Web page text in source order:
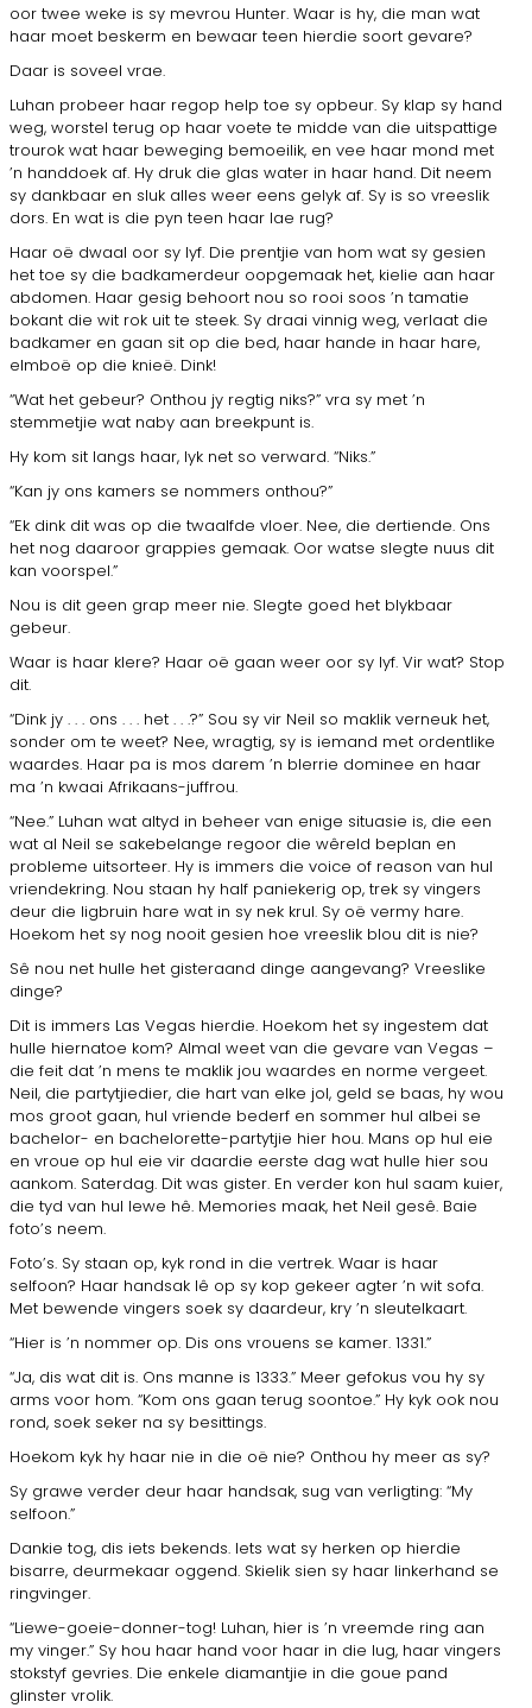
oor twee weke is sy mevrou Hunter. Waar is hy, die man wat
haar moet beskerm en bewaar teen hierdie soort gevare?
Daar is soveel vrae.
Luhan probeer haar regop help toe sy opbeur. Sy klap sy hand
weg, worstel terug op haar voete te midde van die uitspattige
trourok wat haar beweging bemoeilik, en vee haar mond met
’n handdoek af. Hy druk die glas water in haar hand. Dit neem
sy dankbaar en sluk alles weer eens gelyk af. Sy is so vreeslik
dors. En wat is die pyn teen haar lae rug?
Haar oë dwaal oor sy lyf. Die prentjie van hom wat sy gesien
het toe sy die badkamerdeur oopgemaak het, kielie aan haar
abdomen. Haar gesig behoort nou so rooi soos ’n tamatie
bokant die wit rok uit te steek. Sy draai vinnig weg, verlaat die
badkamer en gaan sit op die bed, haar hande in haar hare,
elmboë op die knieë. Dink!
“Wat het gebeur? Onthou jy regtig niks?” vra sy met ’n
stemmetjie wat naby aan breekpunt is.
Hy kom sit langs haar, lyk net so verward. “Niks.”
“Kan jy ons kamers se nommers onthou?”
“Ek dink dit was op die twaalfde vloer. Nee, die dertiende. Ons
het nog daaroor grappies gemaak. Oor watse slegte nuus dit
kan voorspel.”
Nou is dit geen grap meer nie. Slegte goed het blykbaar
gebeur.
Waar is haar klere? Haar oë gaan weer oor sy lyf. Vir wat? Stop
dit.
“Dink jy . . . ons . . . het . . .?” Sou sy vir Neil so maklik verneuk het,
sonder om te weet? Nee, wragtig, sy is iemand met ordentlike
waardes. Haar pa is mos darem ’n blerrie dominee en haar
ma ’n kwaai Afrikaans-juffrou.
“Nee.” Luhan wat altyd in beheer van enige situasie is, die een
wat al Neil se sakebelange regoor die wêreld beplan en
probleme uitsorteer. Hy is immers die voice of reason van hul
vriendekring. Nou staan hy half paniekerig op, trek sy vingers
deur die ligbruin hare wat in sy nek krul. Sy oë vermy hare.
Hoekom het sy nog nooit gesien hoe vreeslik blou dit is nie?
Sê nou net hulle het gisteraand dinge aangevang? Vreeslike
dinge?
Dit is immers Las Vegas hierdie. Hoekom het sy ingestem dat
hulle hiernatoe kom? Almal weet van die gevare van Vegas –
die feit dat ’n mens te maklik jou waardes en norme vergeet.
Neil, die partytjiedier, die hart van elke jol, geld se baas, hy wou
mos groot gaan, hul vriende bederf en sommer hul albei se
bachelor- en bachelorette-partytjie hier hou. Mans op hul eie
en vroue op hul eie vir daardie eerste dag wat hulle hier sou
aankom. Saterdag. Dit was gister. En verder kon hul saam kuier,
die tyd van hul lewe hê. Memories maak, het Neil gesê. Baie
foto’s neem.
Foto’s. Sy staan op, kyk rond in die vertrek. Waar is haar
selfoon? Haar handsak lê op sy kop gekeer agter ’n wit sofa.
Met bewende vingers soek sy daardeur, kry ’n sleutelkaart.
“Hier is ’n nommer op. Dis ons vrouens se kamer. 1331.”
“Ja, dis wat dit is. Ons manne is 1333.” Meer gefokus vou hy sy
arms voor hom. “Kom ons gaan terug soontoe.” Hy kyk ook nou
rond, soek seker na sy besittings.
Hoekom kyk hy haar nie in die oë nie? Onthou hy meer as sy?
Sy grawe verder deur haar handsak, sug van verligting: “My
selfoon.”
Dankie tog, dis iets bekends. Iets wat sy herken op hierdie
bisarre, deurmekaar oggend. Skielik sien sy haar linkerhand se
ringvinger.
“Liewe-goeie-donner-tog! Luhan, hier is ’n vreemde ring aan
my vinger.” Sy hou haar hand voor haar in die lug, haar vingers
stokstyf gevries. Die enkele diamantjie in die goue pand
glinster vrolik.